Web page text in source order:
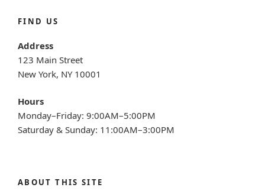
FIND US
Address
123 Main Street
New York, NY 10001
Hours
Monday–Friday: 9:00AM–5:00PM
Saturday & Sunday: 11:00AM–3:00PM
ABOUT THIS SITE